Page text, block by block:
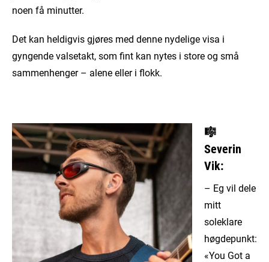
noen få minutter.
Det kan heldigvis gjøres med denne nydelige visa i
gyngende valsetakt, som fint kan nytes i store og små
sammenhenger – alene eller i flokk.
🎼
Severin
Vik:
– Eg vil dele
mitt
soleklare
høgdepunkt:
«You Got a